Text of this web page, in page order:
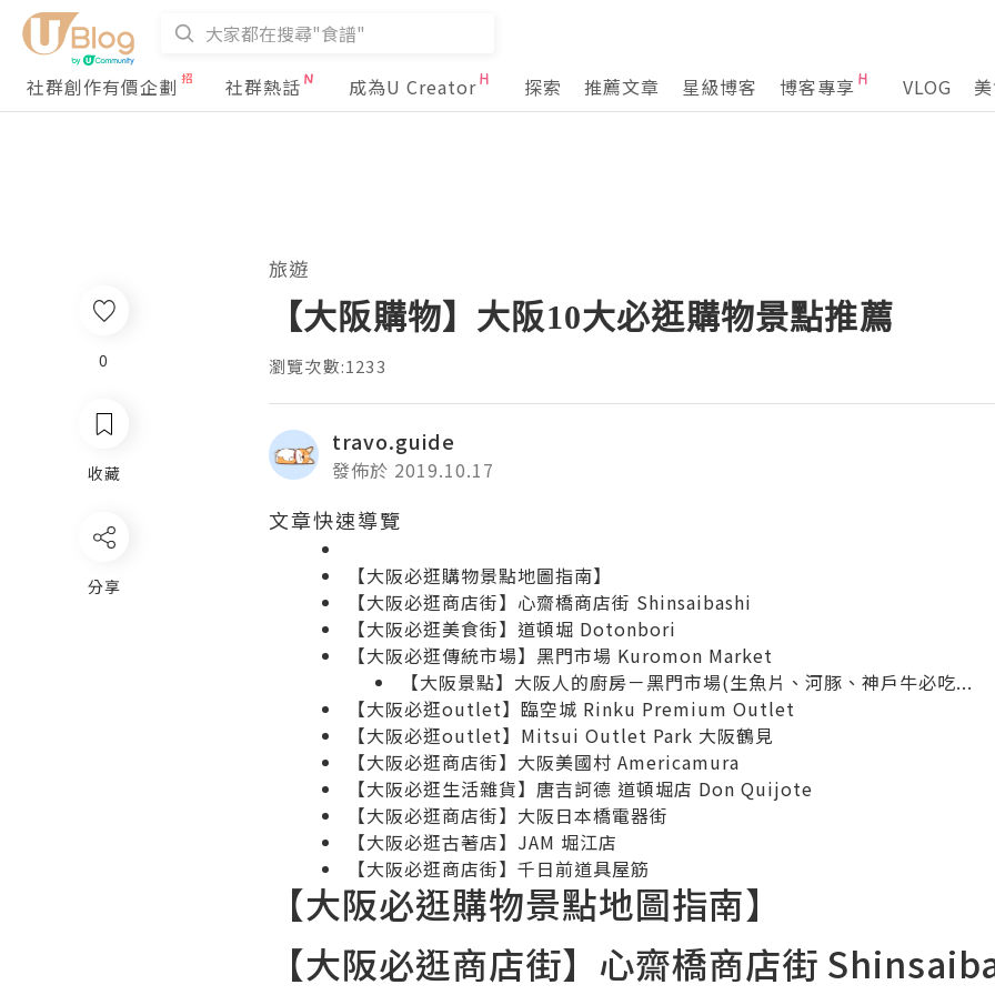
社群創作有價企劃 社群熱話 成為U Creator 探索 推薦文章 星級博客 博客專享 VLOG
0
收藏
分享
旅遊
【大阪購物】大阪10大必逛購物景點推薦
瀏覽次數:1233
travo.guide
發佈於 2019.10.17
文章快速導覽
【大阪必逛購物景點地圖指南】
【大阪必逛商店街】心齋橋商店街 Shinsaibashi
【大阪必逛美食街】道頓堀 Dotonbori
【大阪必逛傳統市場】黑門市場 Kuromon Market
【大阪景點】大阪人的廚房－黑門市場(生魚片、河豚、神戶牛必吃...
【大阪必逛outlet】臨空城 Rinku Premium Outlet
【大阪必逛outlet】Mitsui Outlet Park 大阪鶴見
【大阪必逛商店街】大阪美國村 Americamura
【大阪必逛生活雜貨】唐吉訶德 道頓堀店 Don Quijote
【大阪必逛商店街】大阪日本橋電器街
【大阪必逛古著店】JAM 堀江店
【大阪必逛商店街】千日前道具屋筋
【大阪必逛購物景點地圖指南】
【大阪必逛商店街】心齋橋商店街